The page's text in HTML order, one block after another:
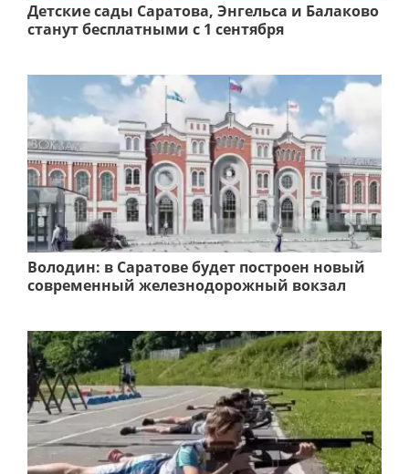
Детские сады Саратова, Энгельса и Балаково
станут бесплатными с 1 сентября
Володин: в Саратове будет построен новый
современный железнодорожный вокзал